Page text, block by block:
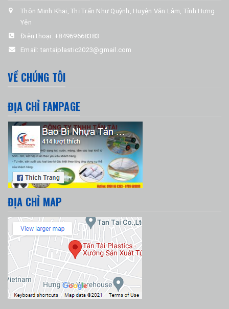
Thôn Minh Khai, Thị Trấn Như Quỳnh, Huyện Văn Lâm, Tỉnh Hưng
Yên
Điện thoại: +84969668383
Email:tantaiplastic2023@gmail.com
VỀ CHÚNG TÔI
ĐỊA CHỈ FANPAGE
ĐỊA CHỈ MAP